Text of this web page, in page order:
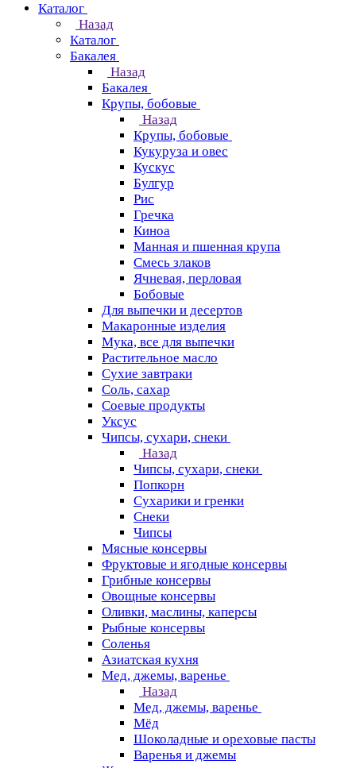
Каталог
Назад
Каталог
Бакалея
Назад
Бакалея
Крупы, бобовые
Назад
Крупы, бобовые
Кукуруза и овес
Кускус
Булгур
Рис
Гречка
Киноа
Манная и пшенная крупа
Смесь злаков
Ячневая, перловая
Бобовые
Для выпечки и десертов
Макаронные изделия
Мука, все для выпечки
Растительное масло
Сухие завтраки
Соль, сахар
Соевые продукты
Уксус
Чипсы, сухари, снеки
Назад
Чипсы, сухари, снеки
Попкорн
Сухарики и гренки
Снеки
Чипсы
Мясные консервы
Фруктовые и ягодные консервы
Грибные консервы
Овощные консервы
Оливки, маслины, каперсы
Рыбные консервы
Соленья
Азиатская кухня
Мед, джемы, варенье
Назад
Мед, джемы, варенье
Мёд
Шоколадные и ореховые пасты
Варенья и джемы